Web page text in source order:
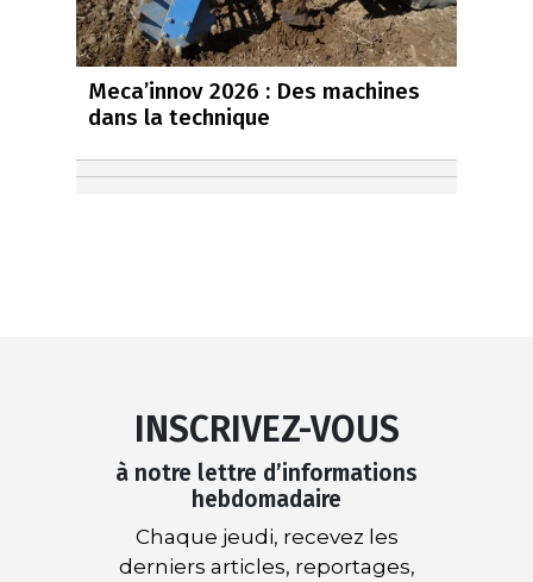
Meca’innov 2026 : Des machines
dans la technique
INSCRIVEZ-VOUS
à notre lettre d’informations
hebdomadaire
Chaque jeudi, recevez les
derniers articles, reportages,